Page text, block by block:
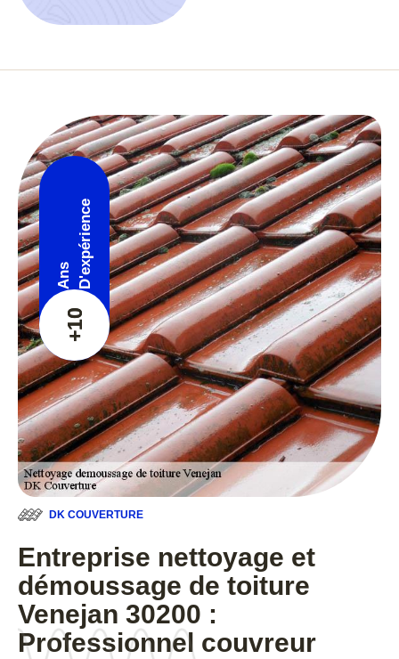
+10
Ans D'expérience
DK COUVERTURE
Entreprise nettoyage et
démoussage de toiture
Venejan 30200 :
Professionnel couvreur